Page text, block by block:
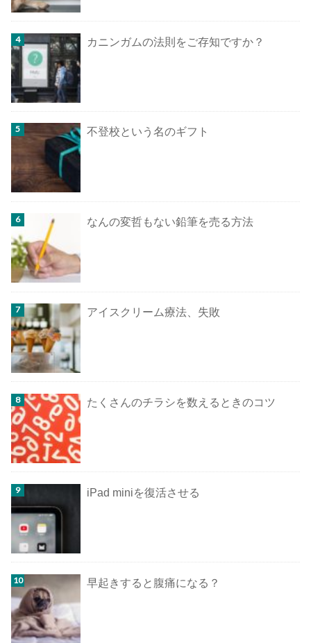
カニンガムの法則をご存知ですか？
不登校という名のギフト
なんの変哲もない鉛筆を売る方法
アイスクリーム療法、失敗
たくさんのチラシを数えるときのコツ
iPad miniを復活させる
早起きすると腹痛になる？